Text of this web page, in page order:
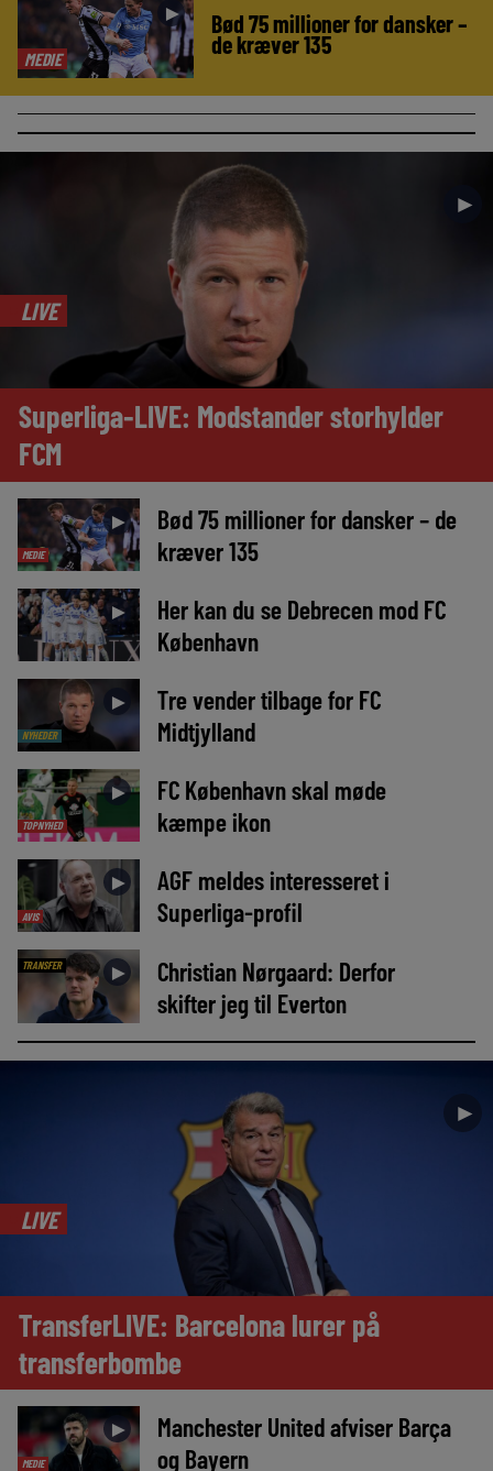
MEDIE
► Bød 75 millioner for dansker –
de kræver 135
►
LIVE
Superliga-LIVE: Modstander storhylder
FCM
MEDIE
►
Bød 75 millioner for dansker – de
kræver 135
►
Her kan du se Debrecen mod FC
København
NYHEDER
►
Tre vender tilbage for FC
Midtjylland
TOPNYHED
►
FC København skal møde
kæmpe ikon
AVIS
►
AGF meldes interesseret i
Superliga-profil
TRANSFER ►
Christian Nørgaard: Derfor
skifter jeg til Everton
►
LIVE
TransferLIVE: Barcelona lurer på
transferbombe
MEDIE
►
Manchester United afviser Barça
og Bayern